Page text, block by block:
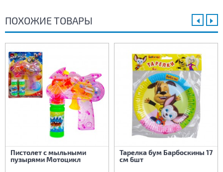
ПОХОЖИЕ ТОВАРЫ
Пистолет с мыльными
пузырями Мотоцикл
Тарелка бум Барбоскины 17
см 6шт